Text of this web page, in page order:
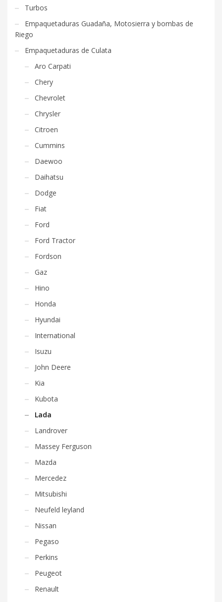
Turbos
Empaquetaduras Guadaña, Motosierra y bombas de
Riego
Empaquetaduras de Culata
Aro Carpati
Chery
Chevrolet
Chrysler
Citroen
Cummins
Daewoo
Daihatsu
Dodge
Fiat
Ford
Ford Tractor
Fordson
Gaz
Hino
Honda
Hyundai
International
Isuzu
John Deere
Kia
Kubota
Lada
Landrover
Massey Ferguson
Mazda
Mercedez
Mitsubishi
Neufeld leyland
Nissan
Pegaso
Perkins
Peugeot
Renault